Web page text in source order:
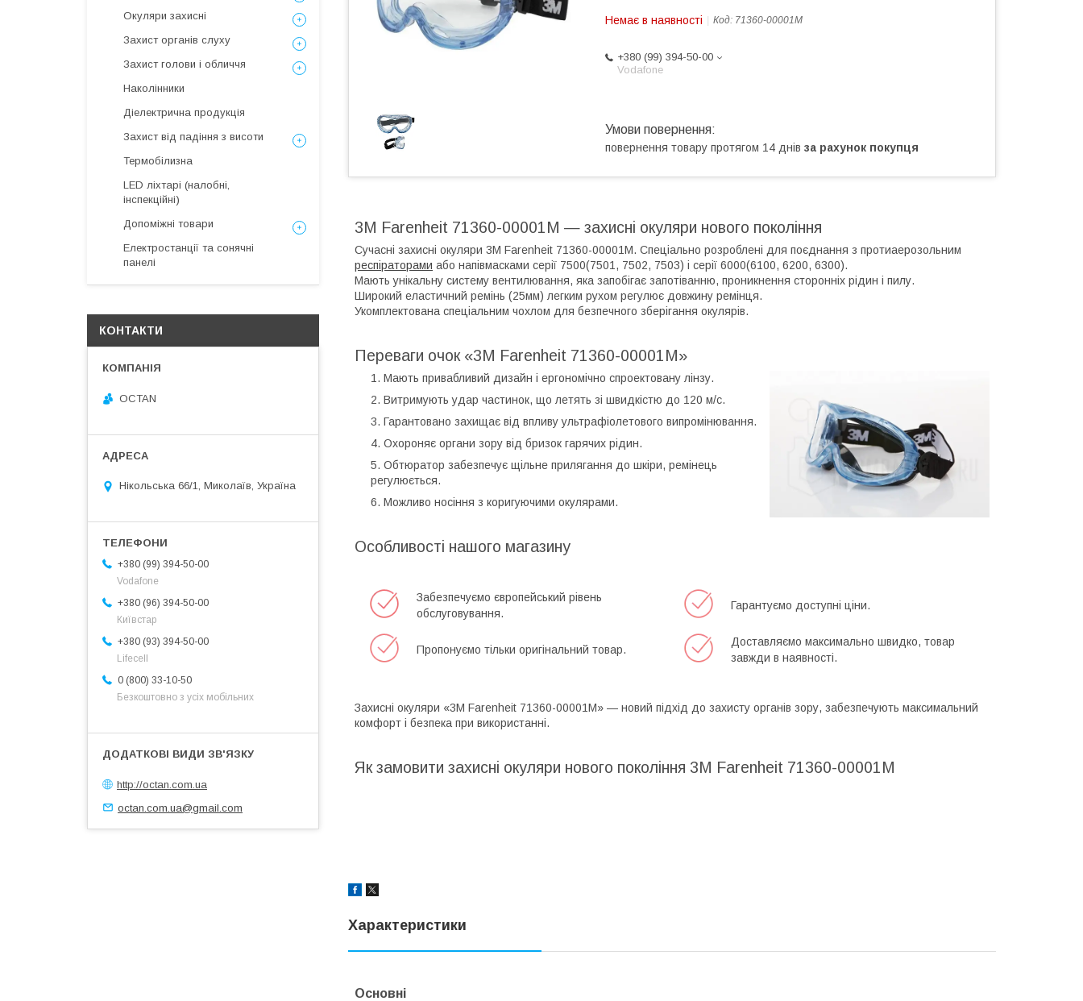
Немає в наявності Код: 71360-00001M
+380 (99) 394-50-00
Vodafone
повернення товару протягом 14 днів за рахунок покупця
3М Farenheit 71360-00001M — захисні окуляри нового покоління
Сучасні захисні окуляри 3М Farenheit 71360-00001M. Спеціально розроблені для поєднання з протиаерозольним
респіраторами або напівмасками серії 7500(7501, 7502, 7503) і серії 6000(6100, 6200, 6300).
Мають унікальну систему вентилювання, яка запобігає запотіванню, проникнення сторонніх рідин і пилу.
Широкий еластичний ремінь (25мм) легким рухом регулює довжину ремінця.
Укомплектована спеціальним чохлом для безпечного зберігання окулярів.
Переваги очок «3М Farenheit 71360-00001M»
Мають привабливий дизайн і ергономічно спроектовану лінзу.
Витримують удар частинок, що летять зі швидкістю до 120 м/с.
Гарантовано захищає від впливу ультрафіолетового випромінювання.
Охороняє органи зору від бризок гарячих рідин.
Обтюратор забезпечує щільне прилягання до шкіри, ремінець
регулюється.
Можливо носіння з коригуючими окулярами.
Особливості нашого магазину
Забезпечуємо європейський рівень
обслуговування.
Пропонуємо тільки оригінальний товар.
Гарантуємо доступні ціни.
Доставляємо максимально швидко, товар
завжди в наявності.
Захисні окуляри «3М Farenheit 71360-00001M» — новий підхід до захисту органів зору, забезпечують максимальний
комфорт і безпека при використанні.
Як замовити захисні окуляри нового покоління 3М Farenheit 71360-00001M
Характеристики
Основні
Окуляри захисні
Захист органів слуху
Захист голови і обличчя
Наколінники
Діелектрична продукція
Захист від падіння з висоти
Термобілизна
LED ліхтарі (налобні,
інспекційні)
Допоміжні товари
Електростанції та сонячні
панелі
КОНТАКТИ
OCTAN
Нікольська 66/1, Миколаїв, Україна
+380 (99) 394-50-00
Vodafone
+380 (96) 394-50-00
Київстар
+380 (93) 394-50-00
Lifecell
0 (800) 33-10-50
Безкоштовно з усіх мобільних
http://octan.com.ua
octan.com.ua@gmail.com